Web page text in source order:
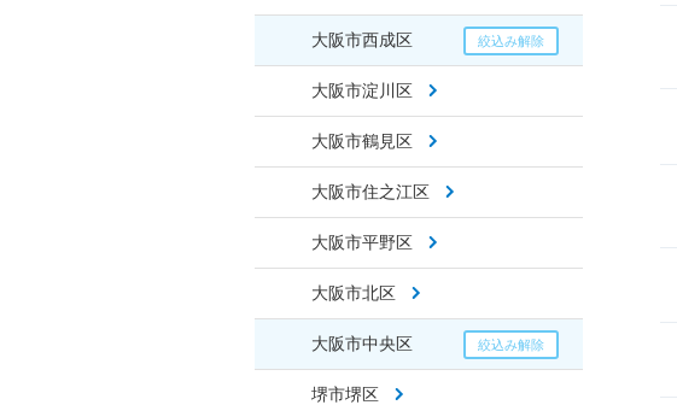
大阪市西成区
大阪市淀川区
大阪市鶴見区
大阪市住之江区
大阪市平野区
大阪市北区
大阪市中央区
堺市堺区